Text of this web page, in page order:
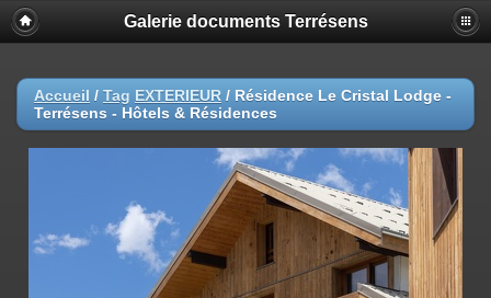
Galerie documents Terrésens
Accueil / Tag EXTERIEUR / Résidence Le Cristal Lodge -
Terrésens - Hôtels & Résidences